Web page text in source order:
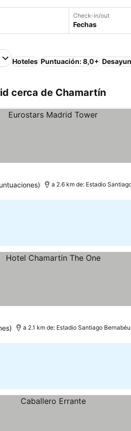
Check-in/out
Fechas
Hoteles Puntuación: 8,0+
cerca de Chamartín
a 2.6 km de: Estadio
a 2.1 km de: Estadio Santiago Bernabéu